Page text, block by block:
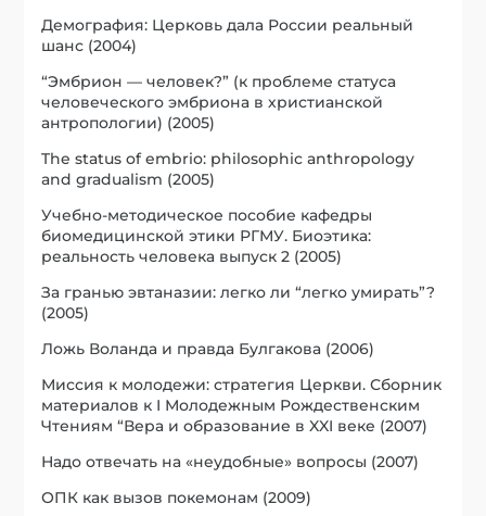
Демография: Церковь дала России реальный
шанс (2004)
“Эмбрион — человек?” (к проблеме статуса
человеческого эмбриона в христианской
антропологии) (2005)
The status of embrio: philosophic anthropology
and gradualism (2005)
Учебно-методическое пособие кафедры
биомедицинской этики РГМУ. Биоэтика:
реальность человека выпуск 2 (2005)
За гранью эвтаназии: легко ли “легко умирать”?
(2005)
Ложь Воланда и правда Булгакова (2006)
Миссия к молодежи: стратегия Церкви. Сборник
материалов к I Молодежным Рождественским
Чтениям “Вера и образование в XXI веке (2007)
Надо отвечать на «неудобные» вопросы (2007)
ОПК как вызов покемонам (2009)